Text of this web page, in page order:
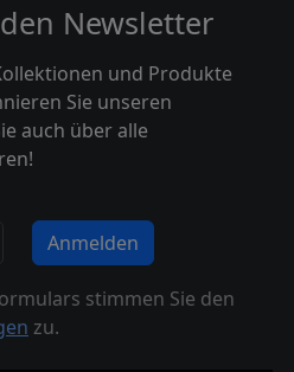
Newsletter
und Produkte
Sie unseren
auch über alle
Anmelden
stimmen Sie den
zu.